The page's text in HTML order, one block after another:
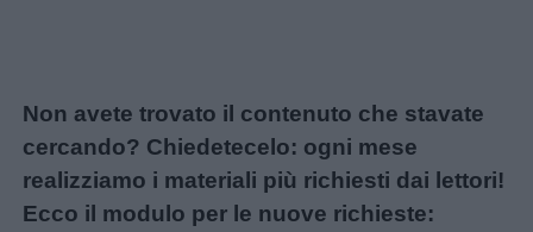
Non avete trovato il contenuto che stavate
cercando? Chiedetecelo: ogni mese
realizziamo i materiali più richiesti dai lettori!
Ecco il modulo per le nuove richieste: